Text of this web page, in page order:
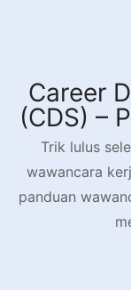
Career
(CDS) –
Trik lulus
wawancara
panduan